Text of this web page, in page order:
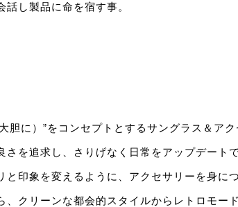
し製品に命を宿す事。
胆に）”をコンセプトとするサングラス＆ア
さを追求し、さりげなく日常をアップデート
印象を変えるように、アクセサリーを身に
、クリーンな都会的スタイルからレトロモー